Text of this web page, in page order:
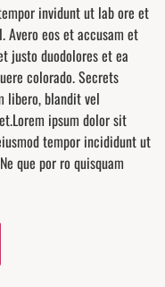
invidunt ut lab ore et
Avero eos et accusam et
justo duodolores et ea
colorado. Secrets
libero, blandit vel
ipsum dolor sit
tempor incididunt ut
que por ro quisquam